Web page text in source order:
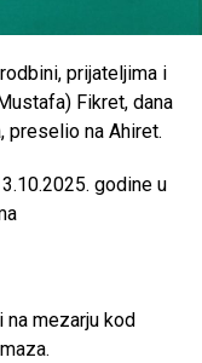
prijateljima i
Fikret, dana
preselio na Ahiret.
godine u
mezarju kod